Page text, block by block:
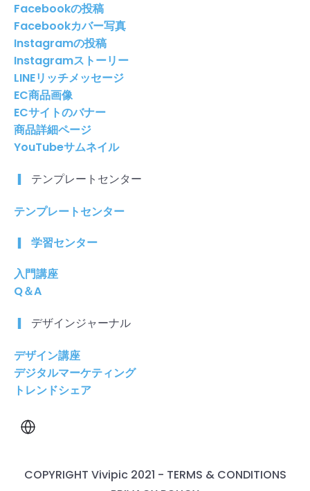
Facebookの投稿
Facebookカバー写真
Instagramの投稿
Instagramストーリー
LINEリッチメッセージ
EC商品画像
ECサイトのバナー
商品詳細ページ
YouTubeサムネイル
テンプレートセンター
テンプレートセンター
学習センター
入門講座
Q＆A
デザインジャーナル
デザイン講座
デジタルマーケティング
トレンドシェア
COPYRIGHT Vivipic 2021 - TERMS & CONDITIONS